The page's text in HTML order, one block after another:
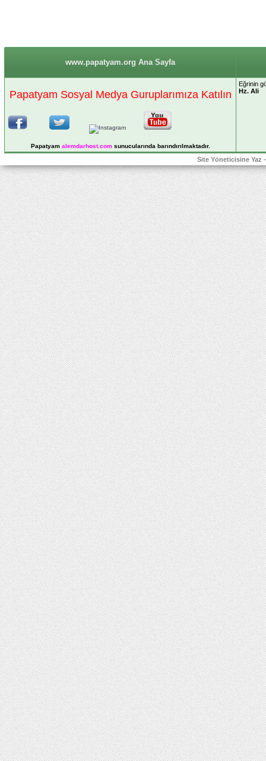
www.papatyam.org Ana Sayfa
Papatyam Sosyal Medya Guruplarımıza Katılın
Papatyam alemdarhost.comsunucularında barındırılmaktadır.
Eğrinin
Hz. Ali
Site Yöneticisine Yaz